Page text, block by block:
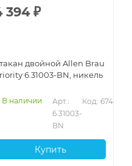
394₽
двойной Allen Brau
6.31003-BN, никель
В наличии
Арт.:
6.31003-
BN
Код: 67409
Купить